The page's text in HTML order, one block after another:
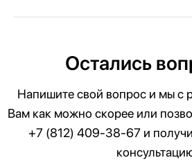
Остались
Напишите свой вопрос и мы с
Вам как можно скорее или
+7 (812) 409-38-67 и